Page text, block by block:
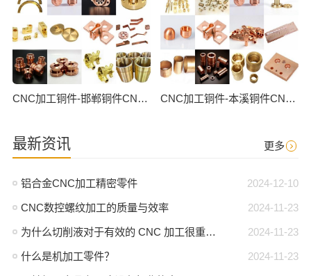
CNC加工铜件-邯郸铜件CNC批量加工 CNC加工铜件-本溪铜件CNC批量加工
最新资讯 更多
2024-12-10
铝合金CNC加工精密零件
2024-11-23
CNC数控螺纹加工的质量与效率
2024-11-23
为什么切削液对于有效的 CNC 加工很重要？
2024-11-23
什么是机加工零件？